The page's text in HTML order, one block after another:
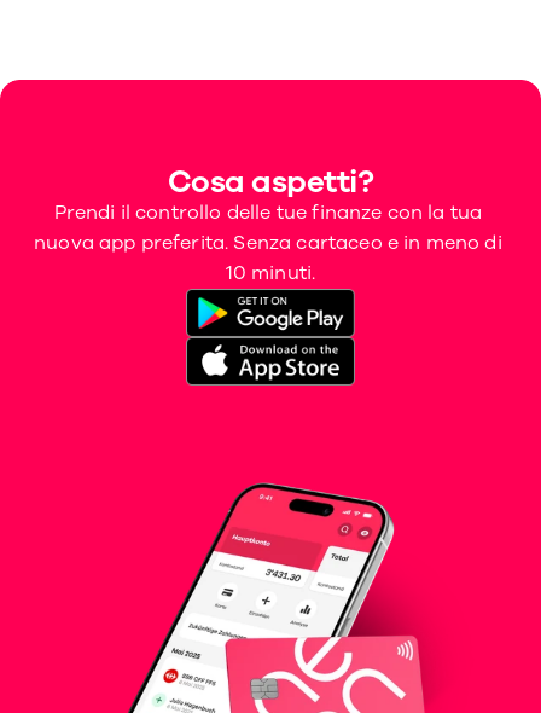
Cosa aspetti?
Prendi il controllo delle tue finanze con la tua
nuova app preferita. Senza cartaceo e in meno di
10 minuti.